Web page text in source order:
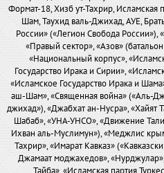
Формат-18, Хизб ут-Тахрир, Исламская
Шам, Таухид валь-Джихад, АУЕ,
России» («Легион Свобода России»),
«Правый сектор», «Азов»
«Национальный корпус»,
Государство Ирака и Сирии»,
«Исламское Государство Ирака и
аш-Шам», «Священная война» («Аль-
джихад»), «Джабхат ан-Нусра»,
Шабаб», «УНА-УНСО», «Движение
Ихван аль-Муслимун»), «Меджлис
Тахрир», «Имарат Кавказ»
Джамаат моджахедов»,